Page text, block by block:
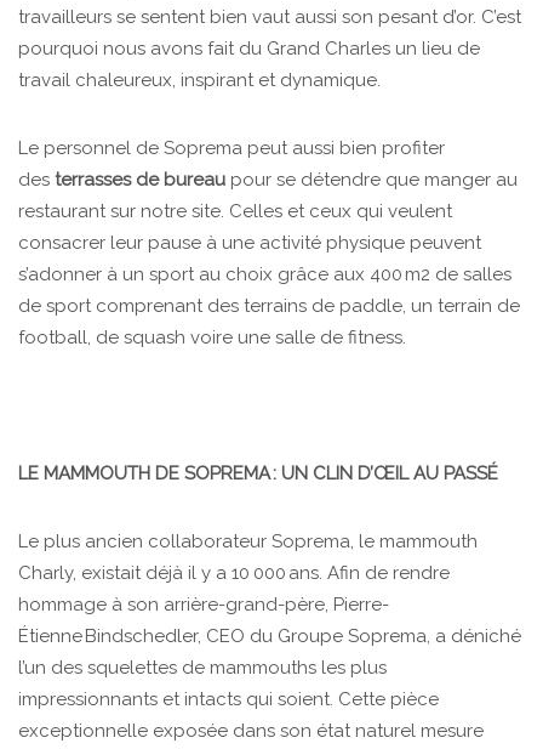
travailleurs se sentent bien vaut aussi son pesant d’or. C’est
pourquoi nous avons fait du Grand Charles un lieu de
travail chaleureux, inspirant et dynamique.
Le personnel de Soprema peut aussi bien profiter
des terrasses de bureau pour se détendre que manger au
restaurant sur notre site. Celles et ceux qui veulent
consacrer leur pause à une activité physique peuvent
s’adonner à un sport au choix grâce aux 400 m2 de salles
de sport comprenant des terrains de paddle, un terrain de
football, de squash voire une salle de fitness.
LE MAMMOUTH DE SOPREMA : UN CLIN D’ŒIL AU PASSÉ
Le plus ancien collaborateur Soprema, le mammouth
Charly, existait déjà il y a 10 000 ans. Afin de rendre
hommage à son arrière-grand-père, Pierre-
Étienne Bindschedler, CEO du Groupe Soprema, a déniché
l’un des squelettes de mammouths les plus
impressionnants et intacts qui soient. Cette pièce
exceptionnelle exposée dans son état naturel mesure